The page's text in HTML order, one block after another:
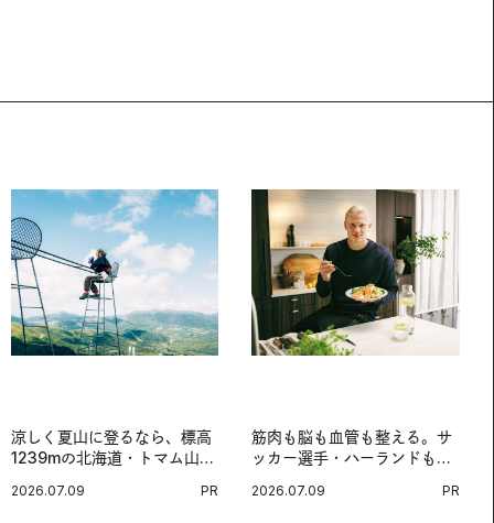
涼しく夏山に登るなら、標高
1239mの北海道・トマム山で
2026.07.09 PR
筋肉も脳も血管も整える。サ
ッカー選手・ハーランドも注
＆サバの“最強アスリート
2026.07.09 PR